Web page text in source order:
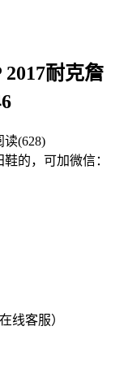
耐克詹
读(628)
的，可加微信：
线客服）